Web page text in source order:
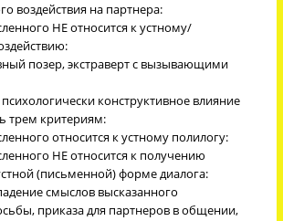
воздействия на партнера:
НЕ относится к устному/
позер, экстраверт с вызывающими
конструктивное влияние
трем критериям:
относится к устному полилогу:
НЕ относится к получению
(письменной) форме диалога:
смыслов высказанного
приказа для партнеров в общении,